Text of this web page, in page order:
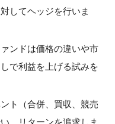
してヘッジを行いま
ンドは価格の違いや市
で利益を上げる試みを
ト（合併、買収、競売
、リターンを追求しま